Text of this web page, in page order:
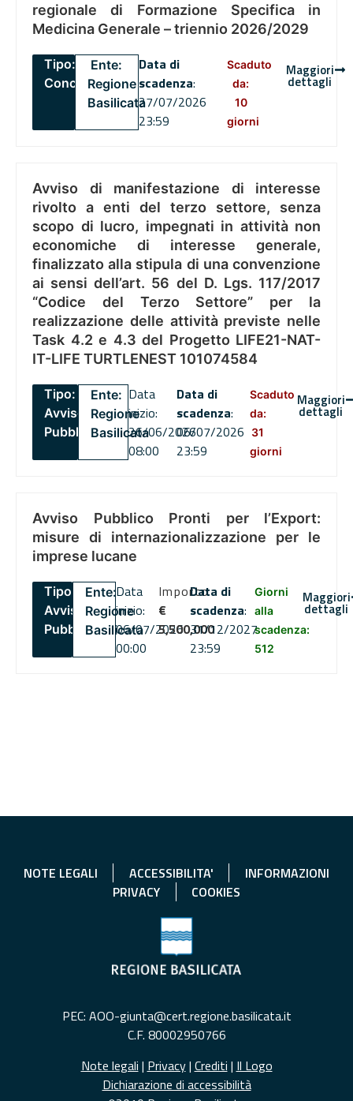
regionale di Formazione Specifica in
Medicina Generale – triennio 2026/2029
Tipo:
Concorsi
Ente:
Regione
Basilicata
Data di
scadenza:
27/07/2026
23:59
Scaduto
da:
10
giorni
Maggiori
dettagli
Avviso di manifestazione di interesse
rivolto a enti del terzo settore, senza
scopo di lucro, impegnati in attività non
economiche di interesse generale,
finalizzato alla stipula di una convenzione
ai sensi dell’art. 56 del D. Lgs. 117/2017
“Codice del Terzo Settore” per la
realizzazione delle attività previste nelle
Task 4.2 e 4.3 del Progetto LIFE21-NAT-
IT-LIFE TURTLENEST 101074584
Tipo:
Avviso
Pubblico
Ente:
Regione
Basilicata
Data
inizio:
26/06/2026
08:00
Data di
scadenza:
06/07/2026
23:59
Scaduto
da:
31
giorni
Maggiori
dettagli
Avviso Pubblico Pronti per l’Export:
misure di internazionalizzazione per le
imprese lucane
Tipo:
Avviso
Pubblico
Ente:
Regione
Basilicata
Data
inizio:
06/07/2026
00:00
Importo
€
5,500,000
Data di
scadenza:
31/12/2027
23:59
Giorni
alla
scadenza:
512
Maggiori
dettagli
NOTE LEGALI ACCESSIBILITA'
INFORMAZIONI
PRIVACY
COOKIES
PEC: AOO-giunta@cert.regione.basilicata.it
C.F. 80002950766
Note legali | Privacy| Crediti | Il Logo
Dichiarazione di accessibilità